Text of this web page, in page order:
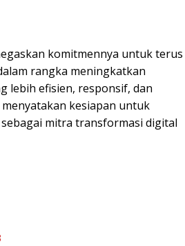
komitmennya untuk terus
rangka meningkatkan
lebih efisien, responsif, dan
kesiapan untuk
mitra transformasi digital